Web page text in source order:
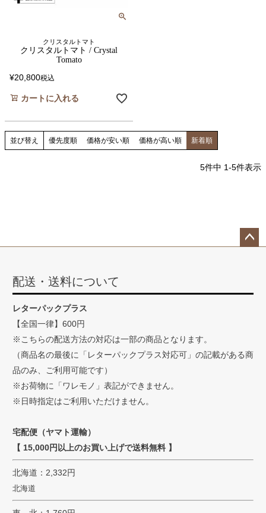
クリスタルトマト
クリスタルトマト / Crystal
Tomato
¥20,800税込
カートに入れる
並び替え 優先度順 価格が安い順 価格が高い順 新着順
5件中 1-5件表示
配送・送料について
レターパックプラス
【全国一律】600円
※こちらの配送方法の対応は一部の商品となります。
（商品名の最後に「レターパックプラス対応可」の記載がある商
品のみ、ご利用可能です）
※お荷物に「ワレモノ」表記ができません。
※日時指定はご利用いただけません。
宅配便（ヤマト運輸）
【 15,000円以上のお買い上げで送料無料 】
北海道：2,332円
北海道